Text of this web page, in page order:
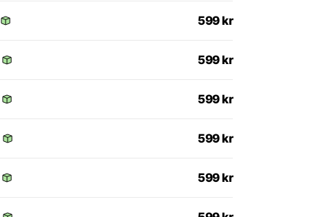
599 kr
599 kr
599 kr
599 kr
599 kr